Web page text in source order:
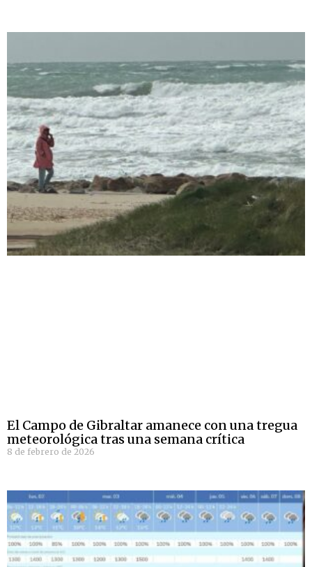
El Campo de Gibraltar amanece con una tregua
meteorológica tras una semana crítica
8 de febrero de 2026